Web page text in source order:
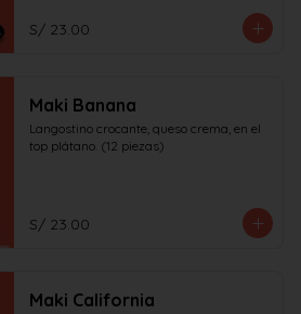
S/ 23.00
Maki Banana
Langostino crocante, queso crema, en el
top plátano. (12 piezas)
S/ 23.00
Maki California